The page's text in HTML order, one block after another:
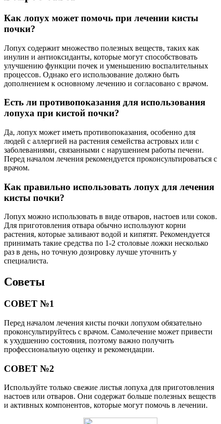
Как лопух может помочь при лечении кисты
почки?
Лопух содержит множество полезных веществ, таких как
инулин и антиоксиданты, которые могут способствовать
улучшению функции почек и уменьшению воспалительных
процессов. Однако его использование должно быть
дополнением к основному лечению и согласовано с врачом.
Есть ли противопоказания для использования
лопуха при кистой почки?
Да, лопух может иметь противопоказания, особенно для
людей с аллергией на растения семейства астровых или с
заболеваниями, связанными с нарушением работы печени.
Перед началом лечения рекомендуется проконсультироваться с
врачом.
Как правильно использовать лопух для лечения
кисты почки?
Лопух можно использовать в виде отваров, настоев или соков.
Для приготовления отвара обычно используют корни
растения, которые заливают водой и кипятят. Рекомендуется
принимать такие средства по 1-2 столовые ложки несколько
раз в день, но точную дозировку лучше уточнить у
специалиста.
Советы
СОВЕТ №1
Перед началом лечения кисты почки лопухом обязательно
проконсультируйтесь с врачом. Самолечение может привести
к ухудшению состояния, поэтому важно получить
профессиональную оценку и рекомендации.
СОВЕТ №2
Используйте только свежие листья лопуха для приготовления
настоев или отваров. Они содержат больше полезных веществ
и активных компонентов, которые могут помочь в лечении.